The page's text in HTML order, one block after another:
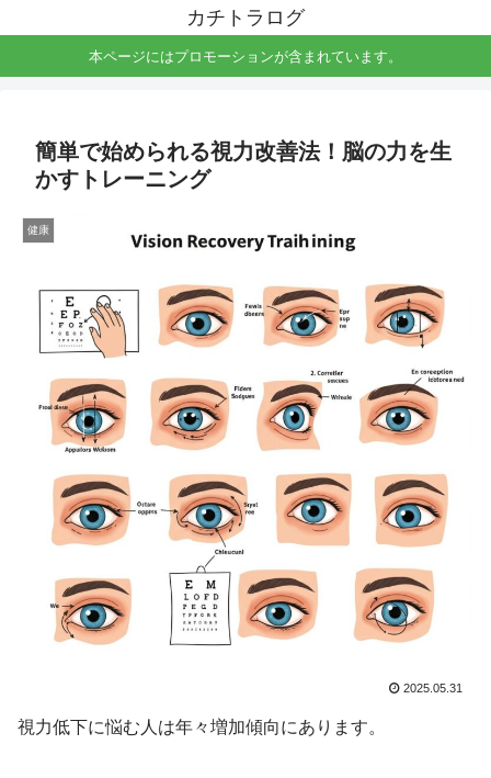
カチトラログ
本ページにはプロモーションが含まれています。
簡単で始められる視力改善法！脳の力を生
かすトレーニング
健康
2025.05.31
視力低下に悩む人は年々増加傾向にあります。